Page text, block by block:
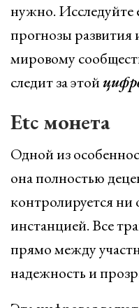
нужно. Исследуйте
прогнозы развития
мировому
следит за этой
Etc монета
Одной из
она полностью
контролируется
инстанцией. Все
прямо между
надежность и